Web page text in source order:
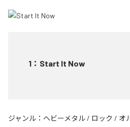
1 ： Start It Now
ジャンル： ヘビーメタル / ロック / オ